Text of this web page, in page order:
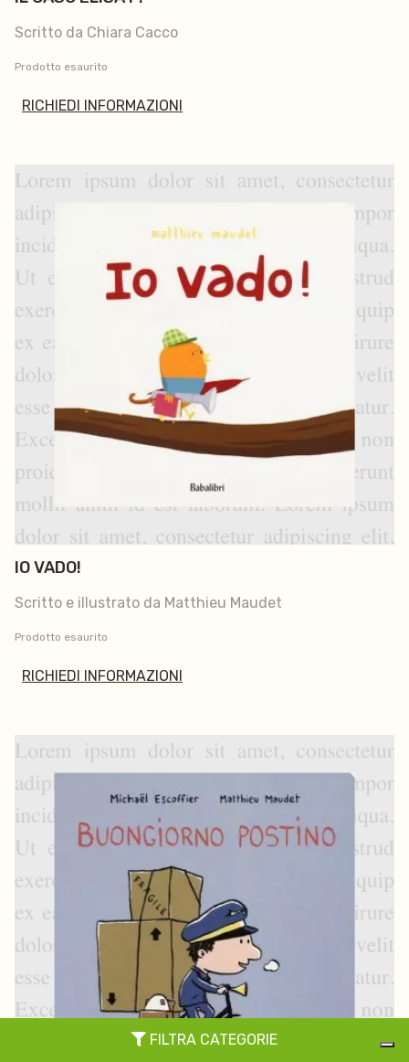
FILTRA CATEGORIE
Scritto da Chiara Cacco
Prodotto esaurito
RICHIEDI INFORMAZIONI
IO VADO!
Scritto e illustrato da Matthieu Maudet
Prodotto esaurito
RICHIEDI INFORMAZIONI